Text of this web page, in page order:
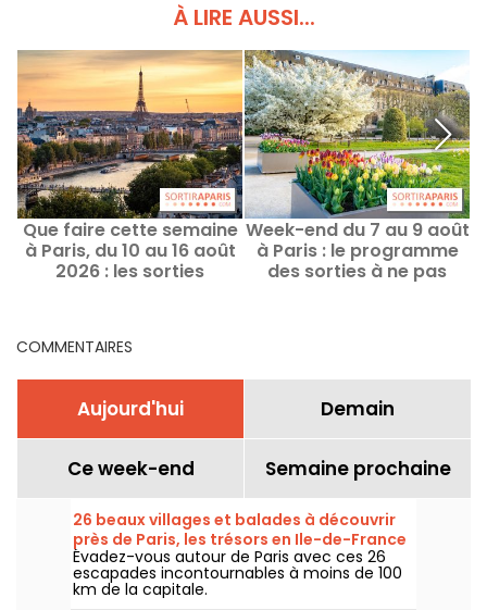
À LIRE AUSSI...
Que faire cette semaine
à Paris, du 10 au 16 août
2026 : les sorties
Week-end du 7 au 9 août
à Paris : le programme
des sorties à ne pas
COMMENTAIRES
Aujourd'hui Demain
Ce week-end Semaine prochaine
26 beaux villages et balades à découvrir
près de Paris, les trésors en Ile-de-France
Évadez-vous autour de Paris avec ces 26
escapades incontournables à moins de 100
km de la capitale.